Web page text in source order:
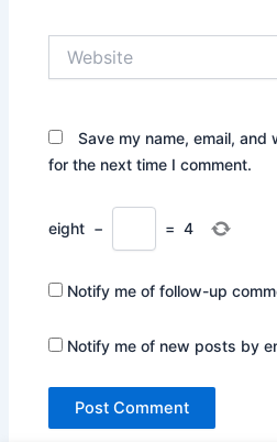
Save my name, email,
for the next time I comment.
eight − = 4
Notify me of follow-up
Notify me of new posts by